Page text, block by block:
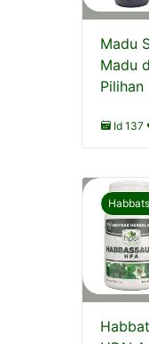
Madu
Madu
Pilihan
Id 137